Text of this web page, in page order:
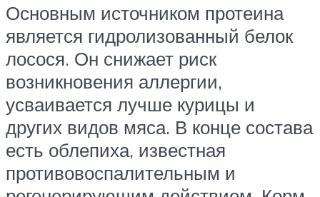
Основным источником протеина
является гидролизованный белок
лосося. Он снижает риск
возникновения аллергии,
усваивается лучше курицы и
других видов мяса. В конце состава
есть облепиха, известная
противовоспалительным и